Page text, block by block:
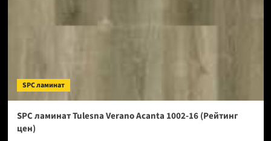
SPC ламинат
SPC ламинат Tulesna Verano Acanta 1002-16 (Рейтинг
цен)